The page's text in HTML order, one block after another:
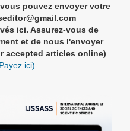
pouvez envoyer votre
ici. Assurez-vous de
et de nous l'envoyer
accepted articles online)
ici)